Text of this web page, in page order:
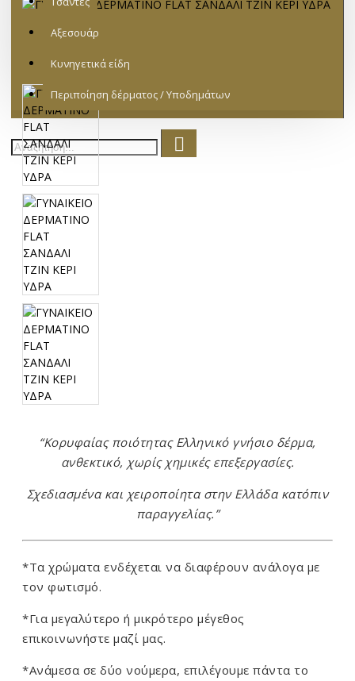
Αξεσουάρ
Κυνηγετικά είδη
Περιποίηση δέρματος / Υποδημάτων
“Κορυφαίας ποιότητας Ελληνικό γνήσιο δέρμα,
ανθεκτικό, χωρίς χημικές επεξεργασίες.
Σχεδιασμένα και χειροποίητα στην Ελλάδα κατόπιν
παραγγελίας.”
*Τα χρώματα ενδέχεται να διαφέρουν ανάλογα με
τον φωτισμό.
*Για μεγαλύτερο ή μικρότερο μέγεθος
επικοινωνήστε μαζί μας.
*Ανάμεσα σε δύο νούμερα, επιλέγουμε πάντα το